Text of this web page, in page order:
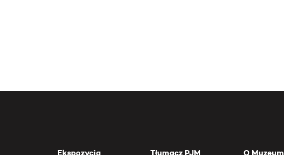
Ekspozycja Tłumacz PJM O Muzeum